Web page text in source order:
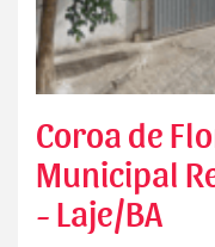
Coroa de
Municipal
- Laje/BA